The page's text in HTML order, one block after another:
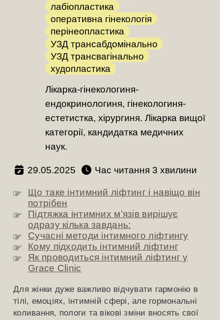
лабіопластика
оперативна гінекологія
перінеопластика
УЗД трансабдомінально
УЗД трансвагінально
худопластика
Лікарка-гінекологиня-
ендокринологиня, гінекологиня-
естетистка, хірургиня. Лікарка вищої
категорії, кандидатка медичних
наук.
29.05.2025 Час читання хвилини
Що таке інтимний ліфтинг і навіщо він
потрібен
Підтяжка інтимних м’язів вирішує
одразу кілька завдань:
Сучасні методи інтимного ліфтингу
Кому підходить інтимний ліфтинг
Як проводиться інтимний ліфтинг у
Grace Clinic
Для жінки дуже важливо відчувати гармонію в
тілі, емоціях, інтимній сфері, але гормональні
коливання, пологи та вікові зміни вносять свої